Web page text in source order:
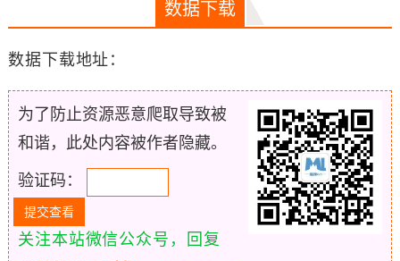
数据下载
数据下载地址：
为了防止资源恶意爬取导致被
和谐，此处内容被作者隐藏。
验证码：
关注本站微信公众号，回复